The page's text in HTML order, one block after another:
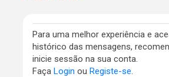
Para uma melhor experiência e
histórico das mensagens,
inicie sessão na sua conta.
Faça Login ou Registe-se.